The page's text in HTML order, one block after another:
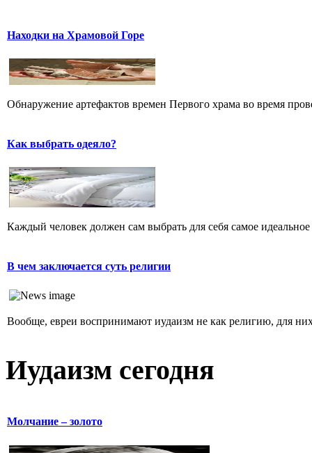
Находки на Храмовой Горе
Обнаружение артефактов времен Первого храма во время
Как выбрать одеяло?
Каждый человек должен сам выбрать для себя самое
В чем заключается суть религии
Вообще, евреи воспринимают иудаизм не как религию, для
Иудаизм сегодня
Молчание – золото